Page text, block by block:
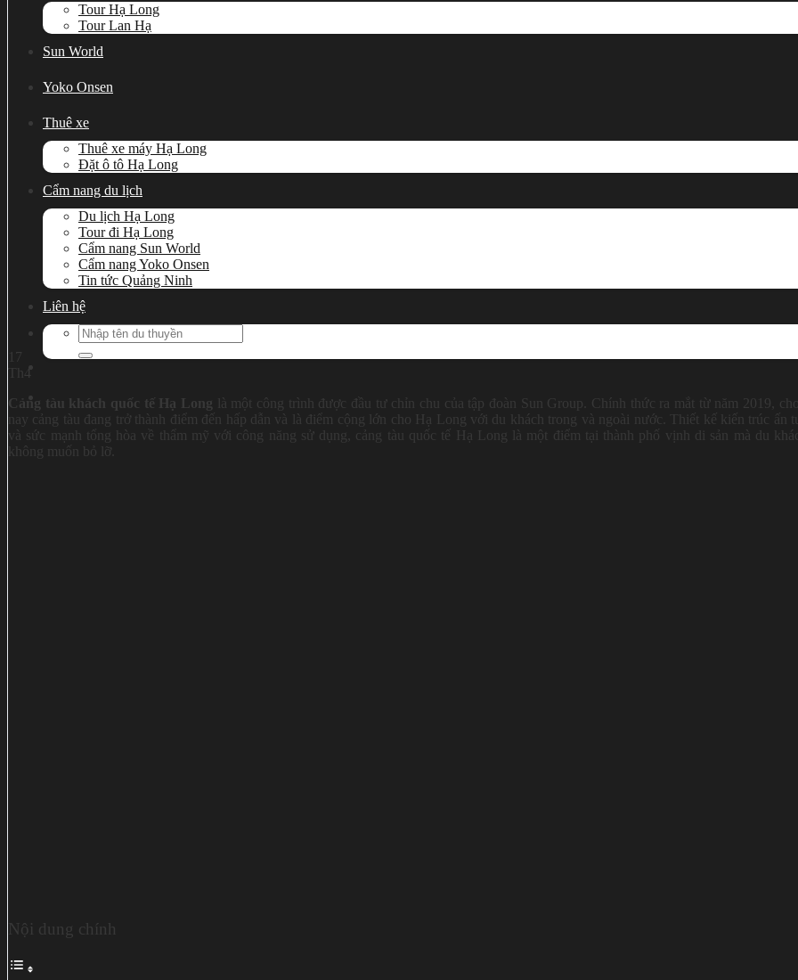
Tour Hạ Long
Tour Lan Hạ
Sun World
Yoko Onsen
Thuê xe
Thuê xe máy Hạ Long
Đặt ô tô Hạ Long
Cẩm nang du lịch
Du lịch Hạ Long
Tour đi Hạ Long
Cẩm nang Sun World
Cẩm nang Yoko Onsen
Tin tức Quảng Ninh
Liên hệ
Search
for:
17
Th4
Cảng tàu khách quốc tế Hạ Long
là một công trình được đầu tư chỉn chu của tập đoàn Sun Group. Chính thức ra mắt từ năm 2019, cho
nay cảng tàu đang trở thành điểm đến hấp dẫn và là điểm cộng lớn cho Hạ Long với du khách trong và ngoài nước. Thiết kế kiến trúc ấn
và sức mạnh tổng hòa về thẩm mỹ với công năng sử dụng, cảng tàu quốc tế Hạ Long là một điểm tại thành phố vịnh di sản mà du
không muốn bỏ lỡ.
Nội dung chính